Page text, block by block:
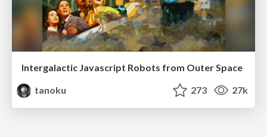
Intergalactic Javascript Robots from Outer Space
tanoku
273 27k